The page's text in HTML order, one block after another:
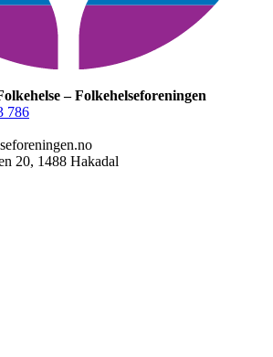
– Folkehelseforeningen
786
20, 1488 Hakadal